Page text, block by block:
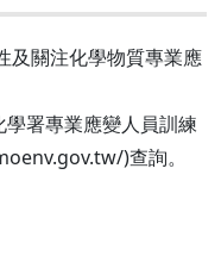
及關注化學物質專業應
署專業應變人員訓練
)查詢。